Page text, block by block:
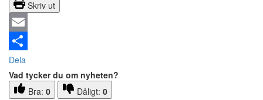
Skriv ut
Email
Dela
Vad tycker du om nyheten?
Bra: 0 Dåligt: 0